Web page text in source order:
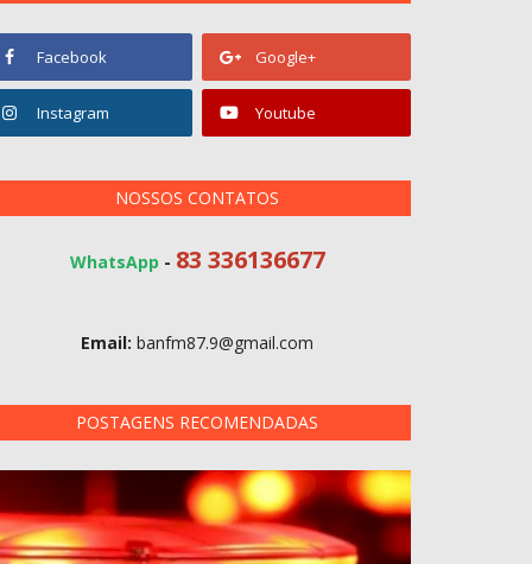
Facebook Google+
Instagram Youtube
NOSSOS CONTATOS
WhatsApp - 83 336136677
Email: banfm87.9@gmail.com
POSTAGENS RECOMENDADAS